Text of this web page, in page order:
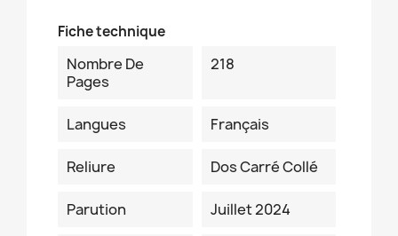
Fiche technique
Nombre De
Pages
218
Langues Français
Reliure Dos Carré Collé
Parution Juillet 2024